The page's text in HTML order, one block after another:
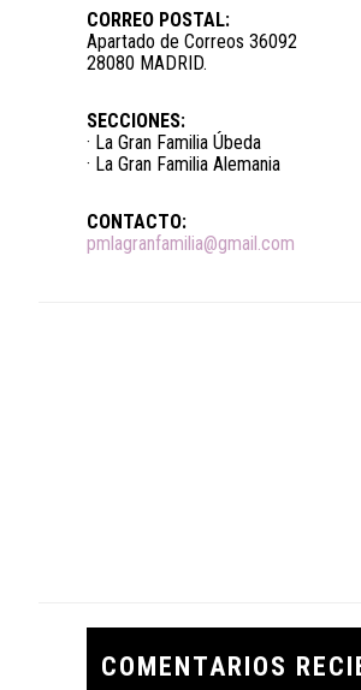
CORREO POSTAL:
Apartado de Correos 36092
28080 MADRID.
SECCIONES:
· La Gran Familia Úbeda
· La Gran Familia Alemania
CONTACTO:
pmlagranfamilia@gmail.com
COMENTARIOS